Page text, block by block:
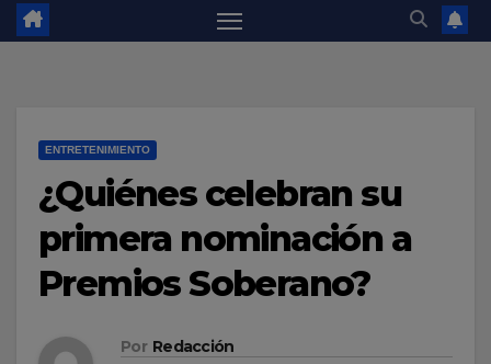
ENTRETENIMIENTO
¿Quiénes celebran su
primera nominación a
Premios Soberano?
Por Redacción